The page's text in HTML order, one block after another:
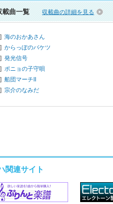
載曲一覧 収載曲の詳細を見る
海のおかあさん
からっぽのバケツ
発光信号
ポニョの子守唄
船団マーチII
宗介のなみだ
関連サイト